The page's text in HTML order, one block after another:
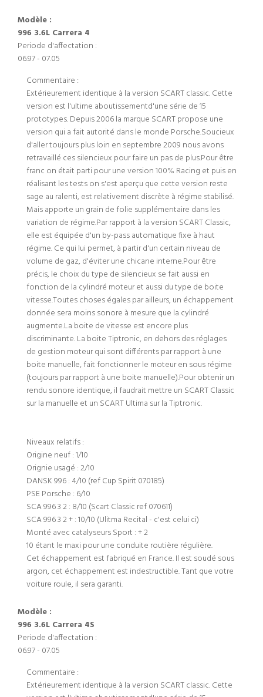
Modèle :
996 3.6L Carrera 4
Periode d'affectation :
06.97 - 07.05
Commentaire :
Extérieurement identique à la version SCART classic. Cette
version est l'ultime aboutissementd'une série de 15
prototypes. Depuis 2006 la marque SCART propose une
version qui a fait autorité dans le monde Porsche.Soucieux
d'aller toujours plus loin en septembre 2009 nous avons
retravaillé ces silencieux pour faire un pas de plus.Pour être
franc on était parti pour une version 100% Racing et puis en
réalisant les tests on s'est aperçu que cette version reste
sage au ralenti, est relativement discrète à régime stabilisé.
Mais apporte un grain de folie supplémentaire dans les
variation de régime.Par rapport à la version SCART Classic,
elle est équipée d'un by-pass automatique fixe à haut
régime. Ce qui lui permet, à partir d'un certain niveau de
volume de gaz, d'éviter une chicane interne.Pour être
précis, le choix du type de silencieux se fait aussi en
fonction de la cylindré moteur et aussi du type de boite
vitesse.Toutes choses égales par ailleurs, un échappement
donnée sera moins sonore à mesure que la cylindré
augmente.La boite de vitesse est encore plus
discriminante. La boite Tiptronic, en dehors des réglages
de gestion moteur qui sont différents par rapport à une
boite manuelle, fait fonctionner le moteur en sous régime
(toujours par rapport à une boite manuelle).Pour obtenir un
rendu sonore identique, il faudrait mettre un SCART Classic
sur la manuelle et un SCART Ultima sur la Tiptronic.
Niveaux relatifs :
Origine neuf : 1/10
Orignie usagé : 2/10
DANSK 996 : 4/10 (ref Cup Spirit 070185)
PSE Porsche : 6/10
SCA 996 3 2 : 8/10 (Scart Classic ref 070611)
SCA 996 3 2 + : 10/10 (Ulitma Recital - c'est celui ci)
Monté avec catalyseurs Sport : + 2
10 étant le maxi pour une conduite routière régulière.
Cet échappement est fabriqué en France. Il est soudé sous
argon, cet échappement est indestructible. Tant que votre
voiture roule, il sera garanti.
Modèle :
996 3.6L Carrera 4S
Periode d'affectation :
06.97 - 07.05
Commentaire :
Extérieurement identique à la version SCART classic. Cette